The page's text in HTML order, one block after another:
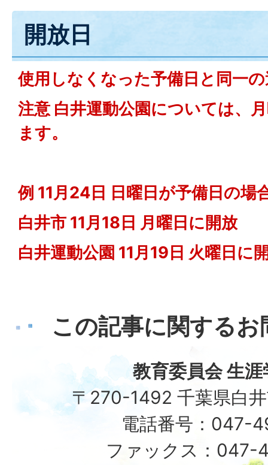
開放日
使用しなくなった予備日と同一
注意 白井運動公園については、
ます。
例 11月24日 日曜日が予備日の場
白井市 11月18日 月曜日に開放
白井運動公園 11月19日 火曜日に
この記事に関する
教育委員会 生涯
〒270-1492 千葉県白
電話番号：047-
ファックス：047-